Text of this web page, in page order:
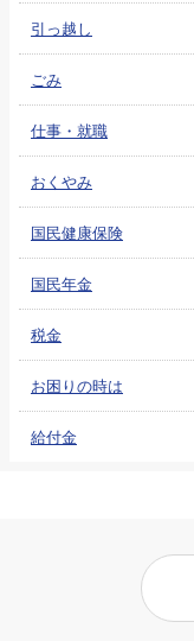
引っ越し
ごみ
仕事・就職
おくやみ
国民健康保険
国民年金
税金
お困りの時は
給付金